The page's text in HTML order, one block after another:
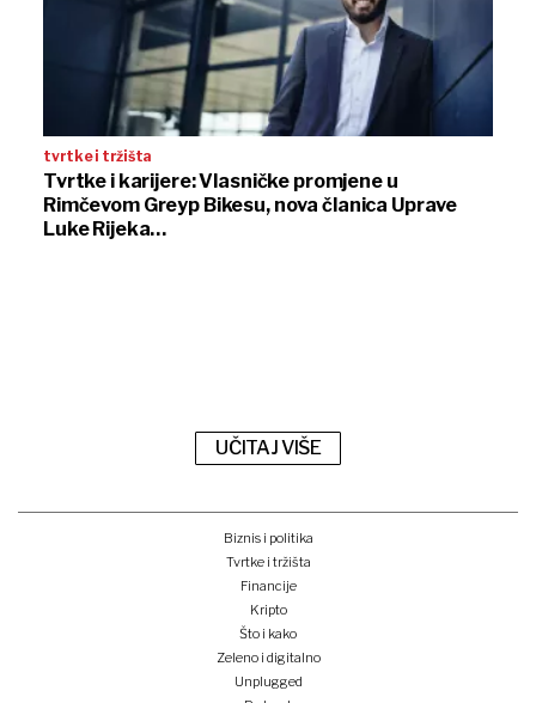
tvrtke i tržišta
Tvrtke i karijere: Vlasničke promjene u
Rimčevom Greyp Bikesu, nova članica Uprave
Luke Rijeka…
UČITAJ VIŠE
Biznis i politika
Tvrtke i tržišta
Financije
Kripto
Što i kako
Zeleno i digitalno
Unplugged